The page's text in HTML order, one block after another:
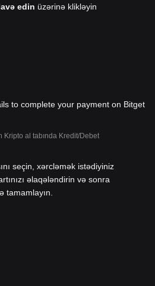
edin üzərinə klikləyin
Kripto al tabında Kredit/Debet
seçin, xərcləmək istədiyiniz
əlaqələndirin və sonra
tamamlayın.